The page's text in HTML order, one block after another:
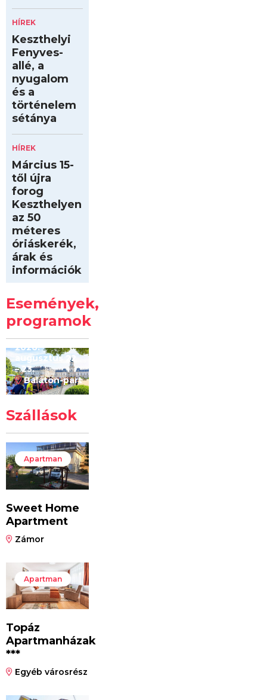
HÍREK
Keszthelyi
Fenyves-
allé, a
nyugalom
és a
történelem
sétánya
HÍREK
Március 15-
től újra
forog
Keszthelyen
az 50
méteres
óriáskerék,
árak és
információk
Események,
programok
Kilóméterek
2026
2026.
augusztus 22
– 23.
Balaton-part
Szállások
Apartman
Sweet Home
Apartment
Zámor
Apartman
Topáz
Apartmanházak
***
Egyéb városrész